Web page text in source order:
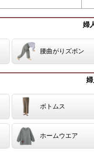
婦
腰曲がりズボン
ボトムス
ホームウエア